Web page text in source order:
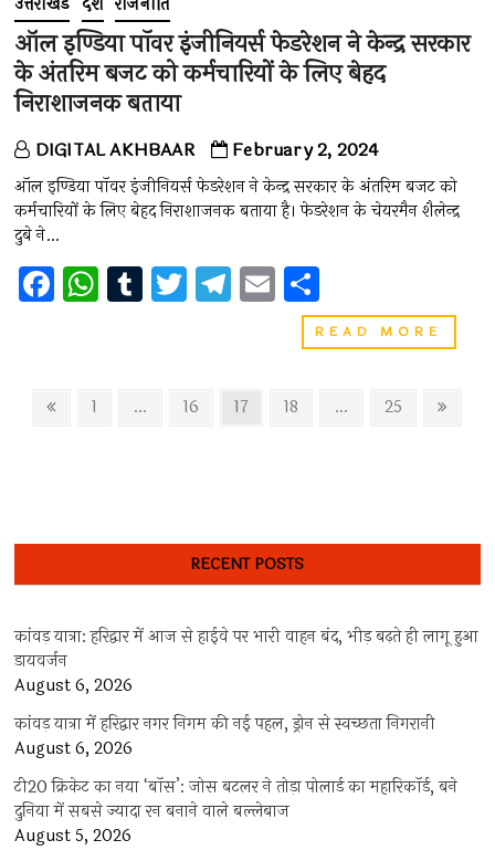
o
k
p
p
m
किया
गया
ऑल इण्डिया पॉवर इंजीनियर्स फेडरेशन ने केन्द्र सरकार
के अंतरिम बजट को कर्मचारियों के लिए बेहद
निराशाजनक बताया
DIGITAL AKHBAAR February 2, 2024
ऑल इण्डिया पॉवर इंजीनियर्स फेडरेशन ने केन्द्र सरकार के अंतरिम बजट को
कर्मचारियों के लिए बेहद निराशाजनक बताया है। फेडरेशन के चेयरमैन शैलेन्द्र
दुबे ने…
F
a
b
o
W
h
T
u
r
T
wi
er
T
el
gr
a
E
m
ai
l
h
ar
READ MORE
इण्डिया
को
के
बेहद
PostsPrevious
Page
1 … Page
16 Page
17 Page
18 … Page
25
RECENT POSTS
कांवड़ यात्रा: हरिद्वार में आज से हाईवे पर भारी वाहन बंद, भीड़ बढ़ते ही लागू हुआ
डायवर्जन
August 6, 2026
कांवड़ यात्रा में हरिद्वार नगर निगम की नई पहल, ड्रोन से स्वच्छता निगरानी
August 6, 2026
टी20 क्रिकेट का नया ‘बॉस’: जोस बटलर ने तोड़ा पोलार्ड का महारिकॉर्ड, बने
दुनिया में सबसे ज्यादा रन बनाने वाले बल्लेबाज
August 5, 2026